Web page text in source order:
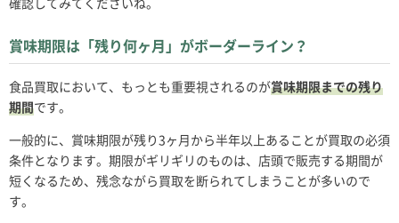
賞味期限は「残り何ヶ月」がボーダーライン？
食品買取において、もっとも重要視されるのが賞味期限までの残り
期間です。
一般的に、賞味期限が残り3ヶ月から半年以上あることが買取の必須
条件となります。期限がギリギリのものは、店頭で販売する期間が
短くなるため、残念ながら買取を断られてしまうことが多いので
す。